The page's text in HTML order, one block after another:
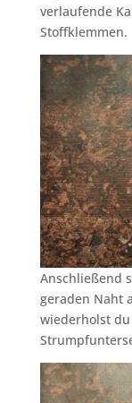
verlaufende
Stoffklemmen.
Anschließend
geraden Naht
wiederholst